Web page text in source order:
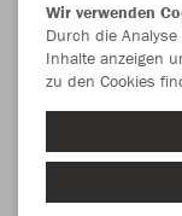
Wir verwenden
Durch die
Inhalte anzeigen
zu den Cookies